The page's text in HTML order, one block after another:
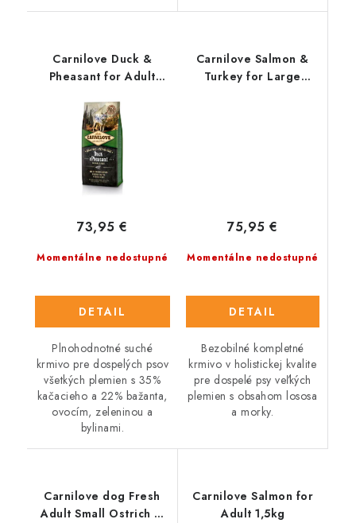
Carnilove Duck &
Pheasant for Adult
Momentálne nedostupné
73,95 €
DETAIL
Plnohodnotné suché
krmivo pre dospelých psov
všetkých plemien s 35%
kačacieho a 22% bažanta,
ovocím, zeleninou a
bylinami.
Carnilove Salmon &
Turkey for Large
Momentálne nedostupné
75,95 €
DETAIL
Bezobilné kompletné
krmivo v holistickej kvalite
pre dospelé psy veľkých
plemien s obsahom lososa
a morky.
Carnilove dog Fresh
Adult Small Ostrich &
Carnilove Salmon for
Adult 1,5kg